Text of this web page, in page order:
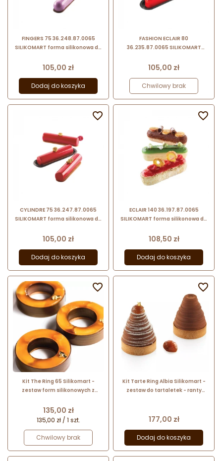
FINGERS 75 36.248.87.0065
SILIKOMART forma silikonowa do
wykrojnikiem
Cena
105,00 zł
Dodaj do koszyka
FASHION ECLAIR 80
36.235.87.0065 SILIKOMART
nowoczesnych eklerów z
Cena
105,00 zł
Chwilowy brak
CYLINDRE 75 36.247.87.0065
SILIKOMART forma silikonowa do
wykrojnikiem
Cena
105,00 zł
Dodaj do koszyka

ECLAIR 140 36.197.87.0065
SILIKOMART forma silikonowa do
wykrojnikiem
Cena
108,50 zł
Dodaj do koszyka

Kit The Ring 65 Silikomart -
zestaw form silikonowych z
kształcie okręgów
Cena
135,00 zł
135,00 zł / 1 szt.
Chwilowy brak

Kit Tarte Ring Albia Silikomart -
zestaw do tartaletek - ranty
Cena
177,00 zł
Dodaj do koszyka
